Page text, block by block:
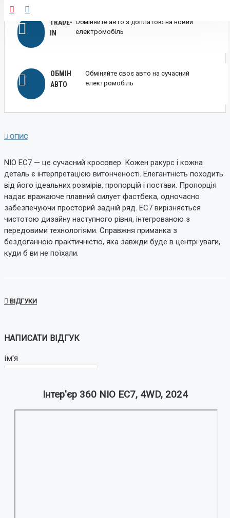
TRADE-
IN
Обміняйте авто з доплатою на новий
електромобіль
ОБМІН
АВТО
Обміняйте своє авто на сучасний
електромобіль
ОПИС
NIO EC7 — це сучасний кросовер. Кожен ракурс і кожна
деталь є інтерпретацією витонченості. Елегантність походить
від його ідеальних розмірів, пропорцій і постави. Пропорція
надає вражаюче плавний силует фастбека, одночасно
забезпечуючи просторий задній ряд. EC7 вирізняється
чистотою дизайну наступного рівня, інтегрованою з
передовими технологіями. Справжня приманка з
бездоганною практичністю, яка завжди буде в центрі уваги,
куди б ви не поїхали.
ВІДГУКИ
НАПИСАТИ ВІДГУК
ім'я
Ваш відгук:Інтер'єр 360 NIO EC7, 4WD, 2024